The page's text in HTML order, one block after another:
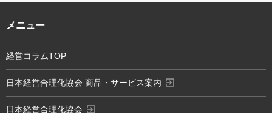
メニュー
経営コラムTOP
日本経営合理化協会 商品・サービス案内 exit_to_app
日本経営合理化協会 exit_to_app